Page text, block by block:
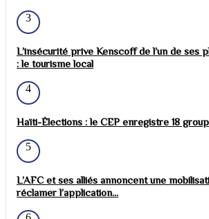
3
L’insécurité prive Kenscoff de l’un de ses
: le tourisme local
4
Haïti-Élections : le CEP enregistre 18
5
L’AFC et ses alliés annoncent une
réclamer l’application...